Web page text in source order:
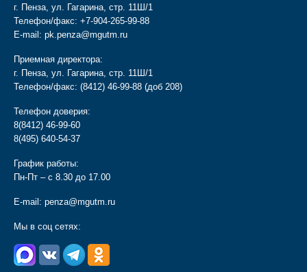
г. Пенза, ул. Гагарина, стр. 11Ш/1
Телефон/факс: +7-904-265-99-88
E-mail: pk.penza@mgutm.ru
Приемная директора:
г. Пенза, ул. Гагарина, стр. 11Ш/1
Телефон/факс: (8412) 46-99-88 (доб 208)
Телефон доверия:
8(8412) 46-99-60
8(495) 640-54-37
График работы:
Пн-Пт – с 8.30 до 17.00
E-mail: penza@mgutm.ru
Мы в соц сетях: